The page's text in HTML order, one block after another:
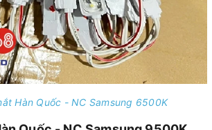
Hàn Quốc - NC Samsung 6500K